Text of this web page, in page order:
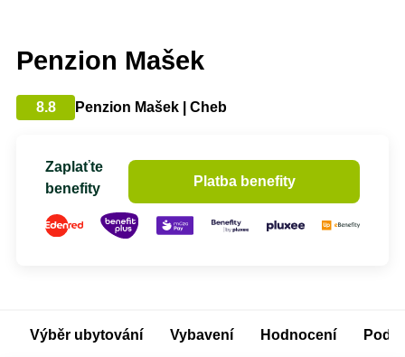
Penzion Mašek
8.8 Penzion Mašek | Cheb
Zaplaťte
benefity
Platba benefity
Výběr ubytování Vybavení Hodnocení